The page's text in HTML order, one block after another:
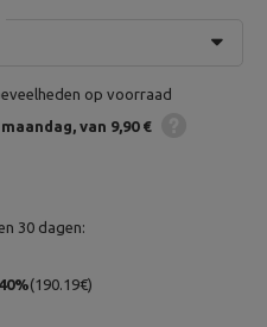
op voorraad
van 9,90 €
30 dagen:
%(190.19€)